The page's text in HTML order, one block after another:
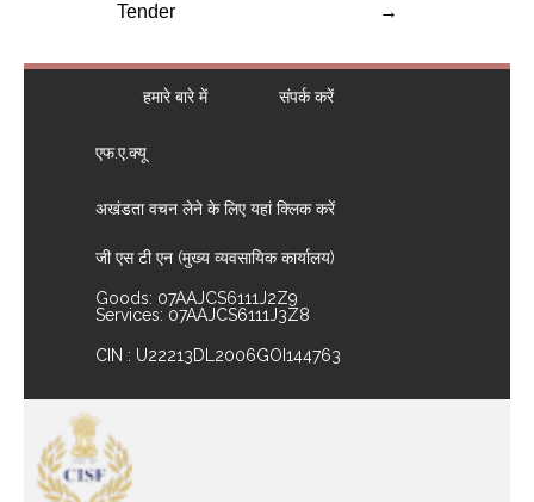
Tender
→
हमारे बारे में संपर्क करें
एफ.ए.क्यू
अखंडता वचन लेने के लिए यहां क्लिक करें
जी एस टी एन (मुख्य व्यवसायिक कार्यालय)
Goods: 07AAJCS6111J2Z9
Services: 07AAJCS6111J3Z8
CIN : U22213DL2006GOI144763